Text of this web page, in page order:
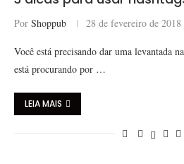
Por Shoppub 28 de fevereiro de 2018
Você está precisando dar uma levantada
está procurando por …
LEIA MAIS